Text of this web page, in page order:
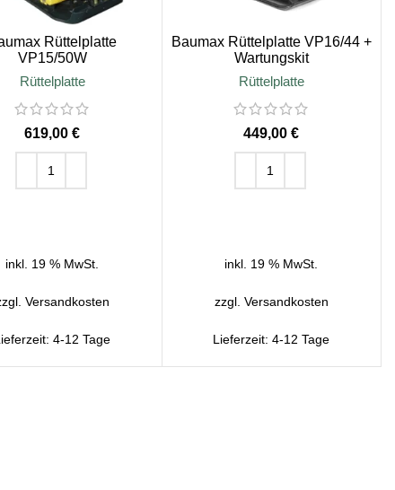
Rüttelplatte
VP15/50W
Rüttelplatte
€
inkl. 19 % MwSt.
Versandkosten
4-12 Tage
Baumax Rüttelplatte VP16/44 +
Wartungskit
Rüttelplatte
€
inkl. 19 % MwSt.
zzgl. Versandkosten
Lieferzeit:4-12 Tage